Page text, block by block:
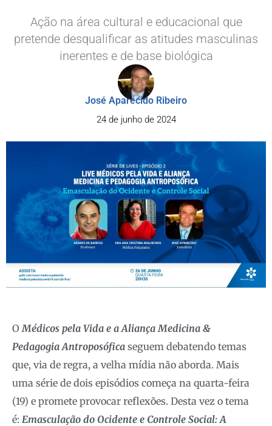
Ação na área cultural e educacional que
pretende desqualificar as atitudes masculinas
inerentes e de base biológica
José Aparecido Ribeiro
24 de junho de 2024
O Médicos pela Vida e a Aliança Medicina &
Pedagogia Antroposófica seguem debatendo temas
que, via de regra, a velha mídia não aborda. Mais
uma série de dois episódios começa na quarta-feira
(19) e promete provocar reflexões. Desta vez o tema
é: Emasculação do Ocidente e Controle Social: A